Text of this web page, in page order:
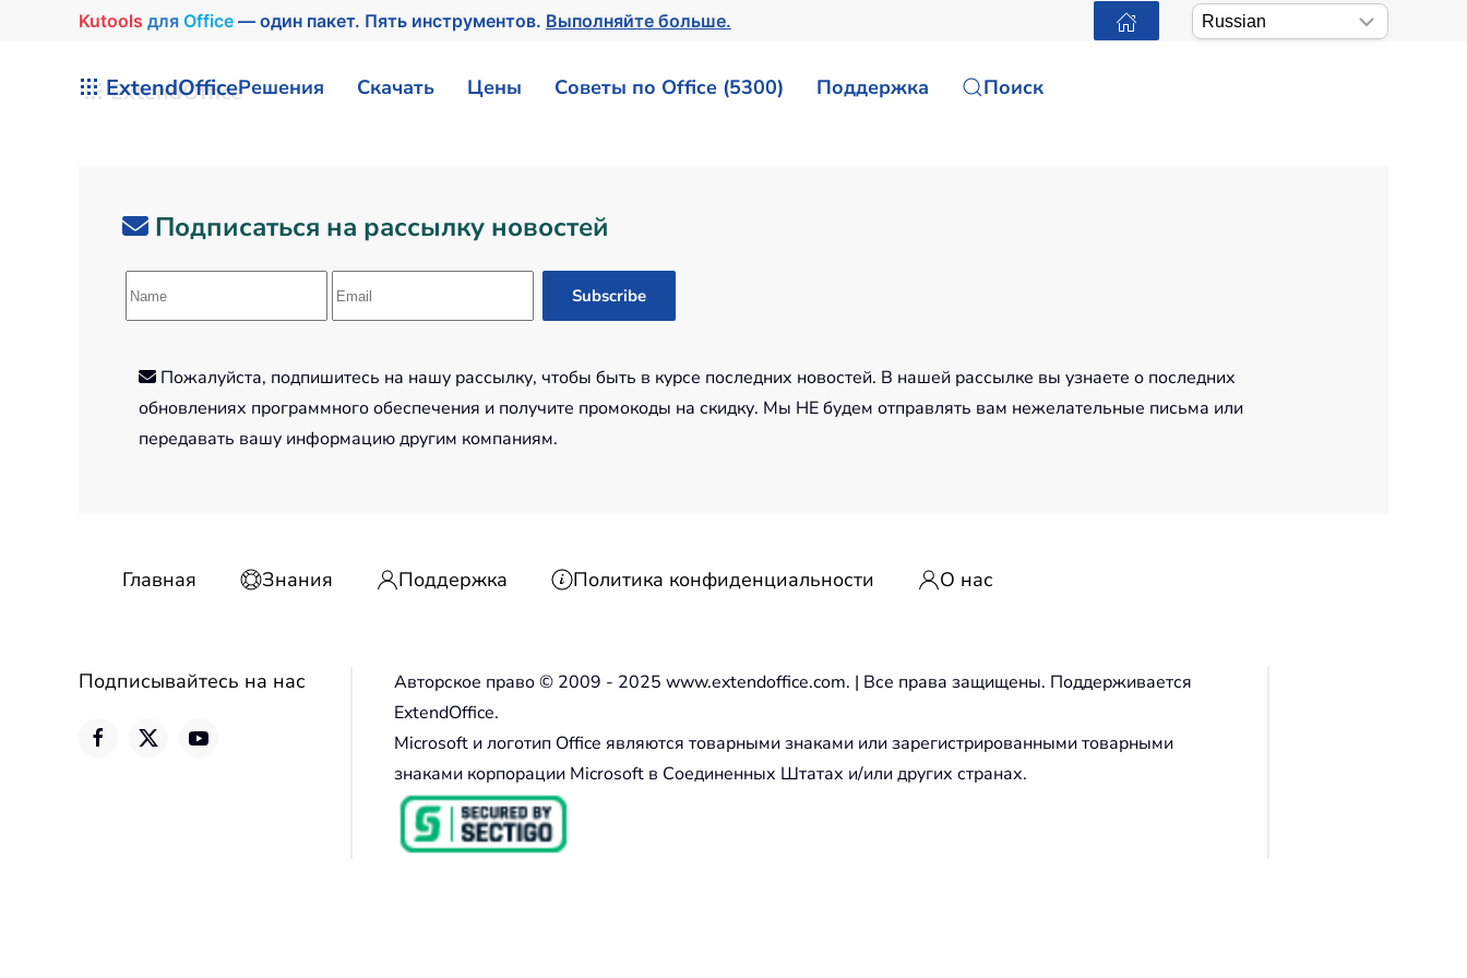
Kutools для Office— один пакет. Пять инструментов. Выполняйте больше.
ExtendOfficeРешения Скачать Цены Советы по Office (5300) Поддержка Поиск
Подписаться на рассылку новостей
Пожалуйста, подпишитесь на нашу рассылку, чтобы быть в курсе последних новостей. В нашей рассылке вы узнаете о последних
обновлениях программного обеспечения и получите промокоды на скидку. Мы НЕ будем отправлять вам нежелательные письма или
передавать вашу информацию другим компаниям.
Главная Знания Поддержка Политика конфиденциальности О нас
Подписывайтесь на нас
Авторское право © 2009 - 2025 www.extendoffice.com. | Все права защищены. Поддерживается
ExtendOffice.
Microsoft и логотип Office являются товарными знаками или зарегистрированными товарными
знаками корпорации Microsoft в Соединенных Штатах и/или других странах.